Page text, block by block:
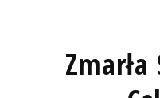
Zmarła